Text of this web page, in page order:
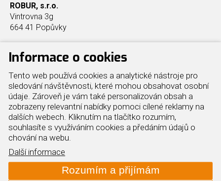
ROBUR, s.r.o.
Vintrovna 3g
664 41 Popůvky
Produkty
Průmyslové vytápění hal
Elektrická tepelná čerpadla
Plynová tepelná čerpadla
Kondenzační kotle
Plynové chillery
Adiabatické chlazení hal
Další info
Reference
O nás
Cookies
Kontakt
Informace o cookies
Tento web používá cookies a analytické nástroje pro
sledování návštěvnosti, které mohou obsahovat osobní
údaje. Zároveň je vám také personalizován obsah a
zobrazeny relevantní nabídky pomoci cílené reklamy na
dalších webech. Kliknutím na tlačítko rozumím,
souhlasíte s využíváním cookies a předáním údajů o
chování na webu.
Další informace
Rozumím a přijímám